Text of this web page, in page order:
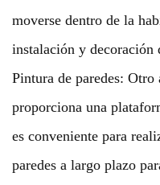
moverse dentro de la
instalación y decoración
Pintura de paredes:
proporciona una
es conveniente para
paredes a largo plazo